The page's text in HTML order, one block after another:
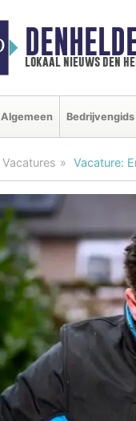
lokaal nieuws den
Algemeen Bedrijvengids
Vacatures Vacature: